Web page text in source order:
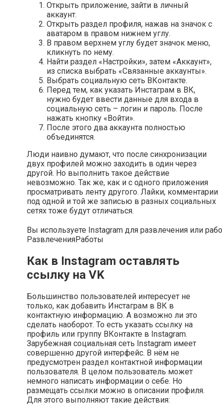
Открыть приложение, зайти в личный
аккаунт.
Открыть раздел профиля, нажав на значок с
аватаром в правом нижнем углу.
В правом верхнем углу будет значок меню,
кликнуть по нему.
Найти раздел «Настройки», затем «Аккаунт»,
из списка выбрать «Связанные аккаунты».
Выбрать социальную сеть ВКонтакте.
Перед тем, как указать Инстаграм в ВК,
нужно будет ввести данные для входа в
социальную сеть – логин и пароль. После
нажать кнопку «Войти».
После этого два аккаунта полностью
объединятся.
Люди наивно думают, что после синхронизации
двух профилей можно заходить в один через
другой. Но выполнить такое действие
невозможно. Так же, как и с одного приложения
просматривать ленту другого. Лайки, комментарии
под одной и той же записью в разных социальных
сетях тоже будут отличаться.
Вы используете Instagram для развлечения или
РазвлеченияРаботы
Как в Instagram оставлять
ссылку на VK
Большинство пользователей интересует не
только, как добавить Инстаграм в ВК в
контактную информацию. А возможно ли это
сделать наоборот. То есть указать ссылку на
профиль или группу ВКонтакте в Instagram.
Зарубежная социальная сеть Instagram имеет
совершенно другой интерфейс. В нём не
предусмотрен раздел контактной информации
пользователя. В целом пользователь может
немного написать информации о себе. Но
размещать ссылки можно в описании профиля.
Для этого выполняют такие действия: